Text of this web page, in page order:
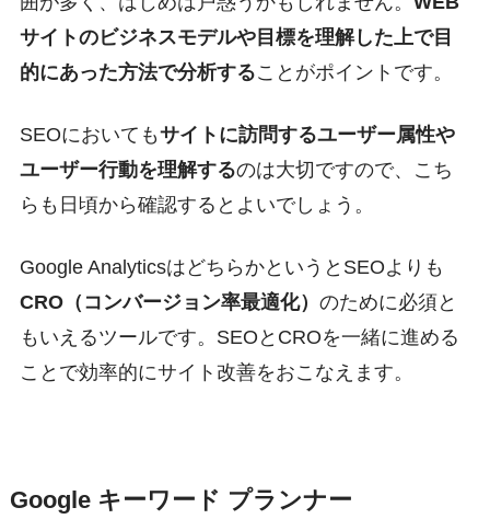
サイトのビジネスモデルや目標を理解した上で目
的にあった方法で分析することがポイントです。
SEOにおいてもサイトに訪問するユーザー属性や
ユーザー行動を理解するのは大切ですので、こち
らも日頃から確認するとよいでしょう。
Google AnalyticsはどちらかというとSEOよりも
CRO（コンバージョン率最適化） のために必須と
もいえるツールです。SEOとCROを一緒に進める
ことで効率的にサイト改善をおこなえます。
Google キーワード プランナー